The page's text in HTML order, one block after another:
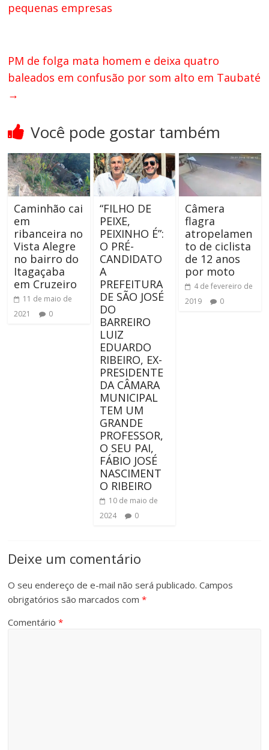
pequenas empresas
PM de folga mata homem e deixa quatro
baleados em confusão por som alto em Taubaté
→
Você pode gostar também
Caminhão cai
em
ribanceira no
Vista Alegre
no bairro do
Itagaçaba
em Cruzeiro
11 de maio de
2021
0
“FILHO DE
PEIXE,
PEIXINHO É”:
O PRÉ-
CANDIDATO
A
PREFEITURA
DE SÃO JOSÉ
DO
BARREIRO
LUIZ
EDUARDO
RIBEIRO, EX-
PRESIDENTE
DA CÂMARA
MUNICIPAL
TEM UM
GRANDE
PROFESSOR,
O SEU PAI,
FÁBIO JOSÉ
NASCIMENT
O RIBEIRO
10 de maio de
2024
0
Câmera
flagra
atropelamen
to de ciclista
de 12 anos
por moto
4 de fevereiro de
2019
0
Deixe um comentário
O seu endereço de e-mail não será publicado. Campos
obrigatórios são marcados com*
Comentário*